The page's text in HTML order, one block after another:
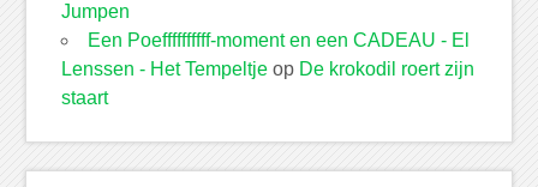
Jumpen
Een Poeffffffffff-moment en een CADEAU - El
Lenssen - Het Tempeltjeop De krokodil roert zijn
staart